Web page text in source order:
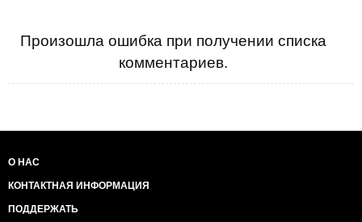
Произошла ошибка при получении списка
комментариев.
О НАС
КОНТАКТНАЯ ИНФОРМАЦИЯ
ПОДДЕРЖАТЬ